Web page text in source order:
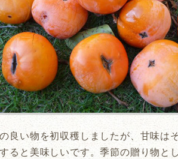
良い物を初収穫しましたが、甘味は
ると美味しいです。季節の贈り物と